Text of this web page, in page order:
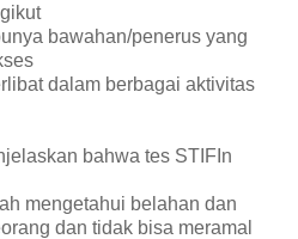
bawahan/penerus yang
dalam berbagai aktivitas
bahwa tes STIFIn
mengetahui belahan dan
dan tidak bisa meramal